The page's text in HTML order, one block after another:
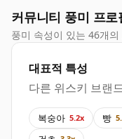
커뮤니티 풍미 프로
풍미 속성이 있는 46개
대표적 특성
다른 위스키 브랜
복숭아 5.2x 빵